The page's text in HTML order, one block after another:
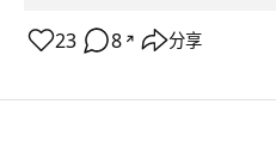
23 8 ↗ 分享